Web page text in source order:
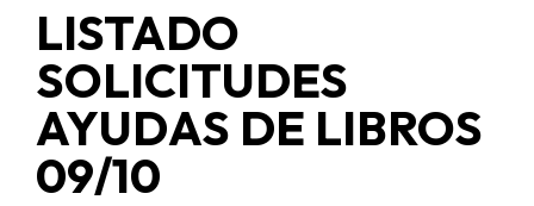
LISTADO
SOLICITUDES
AYUDAS DE LIBROS
09/10